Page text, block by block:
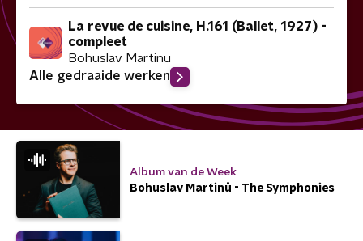
La revue de cuisine, H.161 (Ballet, 1927) -
compleet
Bohuslav Martinu
Alle gedraaide werken
Album van de Week
Bohuslav Martinů - The Symphonies